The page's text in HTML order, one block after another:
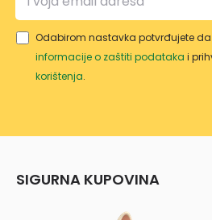
Odabirom nastavka potvrđujete
informacije o zaštiti podataka i
korištenja.
SIGURNA KUPOVINA